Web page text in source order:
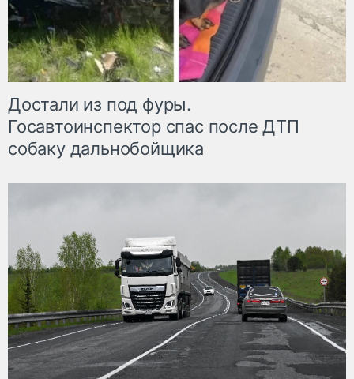
Достали из под фуры.
Госавтоинспектор спас после ДТП
собаку дальнобойщика